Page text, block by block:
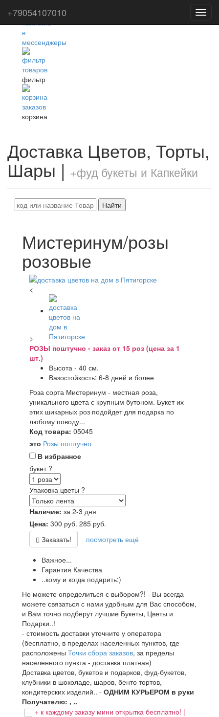
фильтр
корзина
Доставка Цветов, Торты,
Шары | +фуд букеты и Капкейки
Найти
Мистеринум/розы
розовые
<
>
РОЗЫ поштучно - заказ от 15 роз (цена за 1
шт.)
Высота - 40 см.
Вазостойкость: 6-8 дней и более
Роза сорта Мистеринум - местная роза,
уникального цвета с крупным бутоном. Букет их
этих шикарных роз подойдет для подарка по
любому поводу...
Код товара: 05045
это Розы поштучно
В избранное
букет ?
Упаковка цветы ?
Наличие: за 2-3 дня
Цена: 300 руб. 285 руб.
Заказать!
посмотреть ещё
Важное...
Гарантия Качества
..кому и когда подарить:)
Не можете определиться с выбором?! - Вы всегда
можете связаться с нами удобным для Вас способом,
и Вам точно подберут лучшие Букеты, Цветы и
Подарки..!
- стоимость доставки уточните у оператора
(бесплатно, в пределах населенных пунктов, где
расположены Точки сбора заказов, за пределы
населенного пункта - доставка платная)
Доставка цветов, букетов и подарков, фуд-букетов,
клубники в шоколаде, шаров, бенто тортов,
кондитерских изделий.. - ОДНИМ КУРЬЕРОМ в руки
Получателю: , ..
+ к каждому заказу мини открытка бесплатно! |
+79054107010